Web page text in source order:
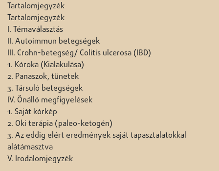
Tartalomjegyzék
Tartalomjegyzék
I. Témaválasztás
II. Autoimmun betegségek
III. Crohn-betegség/ Colitis ulcerosa (IBD)
1. Kóroka (Kialakulása)
2. Panaszok, tünetek
3. Társuló betegségek
IV. Önálló megfigyelések
1. Saját kórkép
2. Oki terápia (paleo-ketogén)
3. Az eddig elért eredmények saját tapasztalatokkal
alátámasztva
V. Irodalomjegyzék